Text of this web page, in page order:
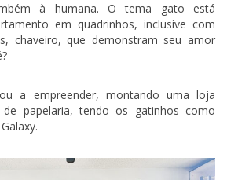
à humana. O tema gato está
em quadrinhos, inclusive com
chaveiro, que demonstram seu amor
a empreender, montando uma loja
papelaria, tendo os gatinhos como